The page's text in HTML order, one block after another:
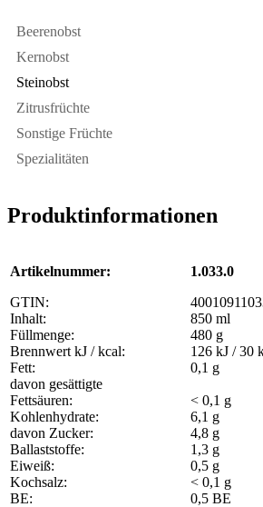
Beerenobst
Kernobst
Steinobst
Zitrusfrüchte
Sonstige Früchte
Spezialitäten
Produktinformationen
Artikelnummer:
GTIN:
Inhalt:
Füllmenge:
Brennwert kJ / kcal:
Fett:
davon gesättigte
Fettsäuren:
Kohlenhydrate:
davon Zucker:
Ballaststoffe:
Eiweiß:
Kochsalz:
BE:
1.033.0
850 ml
480 g
126 kJ / 30
0,1 g
< 0,1 g
6,1 g
4,8 g
1,3 g
0,5 g
< 0,1 g
0,5 BE